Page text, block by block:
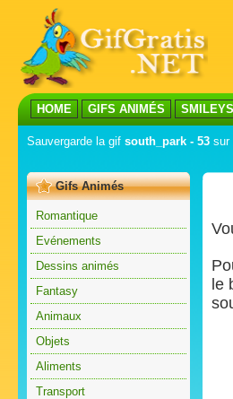
HOME GIFS ANIMÉS SMILEYS
Sauvergarde la gif south_park - 53 sur
Gifs Animés
Romantique
Evénements
Dessins animés
Fantasy
Animaux
Objets
Aliments
Transport
le